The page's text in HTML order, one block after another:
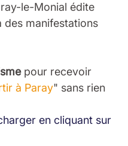
le-Monial édite
des manifestations
pour recevoir
à Paray" sans rien
en cliquant sur